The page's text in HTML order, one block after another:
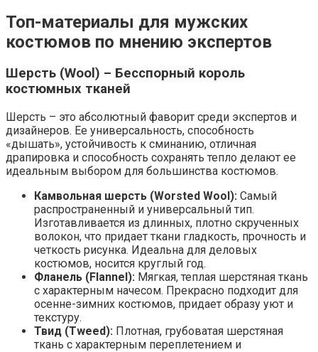
Топ-материалы для мужских
костюмов по мнению экспертов
Шерсть (Wool) – Бесспорный король
костюмных тканей
Шерсть – это абсолютный фаворит среди экспертов и
дизайнеров. Ее универсальность, способность
«дышать», устойчивость к сминанию, отличная
драпировка и способность сохранять тепло делают ее
идеальным выбором для большинства костюмов.
Камвольная шерсть (Worsted Wool): Самый
распространенный и универсальный тип.
Изготавливается из длинных, плотно скрученных
волокон, что придает ткани гладкость, прочность и
четкость рисунка. Идеальна для деловых
костюмов, носится круглый год.
Фланель (Flannel): Мягкая, теплая шерстяная ткань
с характерным начесом. Прекрасно подходит для
осенне-зимних костюмов, придает образу уют и
текстуру.
Твид (Tweed): Плотная, грубоватая шерстяная
ткань с характерным переплетением и